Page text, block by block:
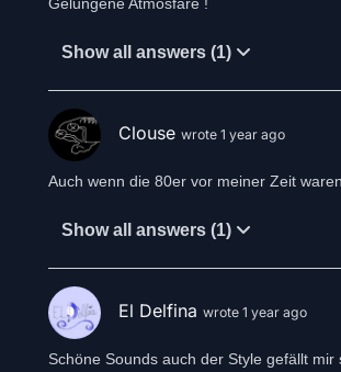
Show all answers (1)
Clouse wrote 1 year ago
Auch wenn die 80er vor meiner Zeit
Show all answers (1)
El Delfina wrote 1 year ago
Schöne Sounds auch der Style gefällt mir